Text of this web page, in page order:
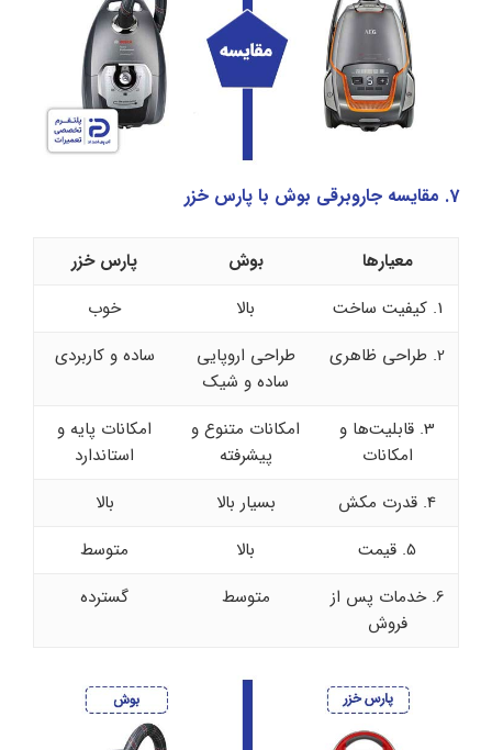
7. مقایسه جاروبرقی بوش با پارس خزر
معیارها بوش
پارس خزر
1. کیفیت ساخت
بالا
خوب
2. طراحی ظاهری
طراحی اروپایی
ساده و شیک
ساده و کاربردی
3. قابلیت‌ها و
امکانات
امکانات متنوع و
پیشرفته
امکانات پایه و
استاندارد
4. قدرت مکش
بسیار بالا
بالا
5. قیمت
بالا
متوسط
6. خدمات پس از
فروش
متوسط گسترده